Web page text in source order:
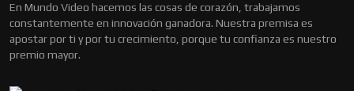
En Mundo Video hacemos las cosas de corazón, trabajamos
constantemente en innovación ganadora. Nuestra premisa es
apostar por ti y por tu crecimiento, porque tu confianza es nuestro
premio mayor.